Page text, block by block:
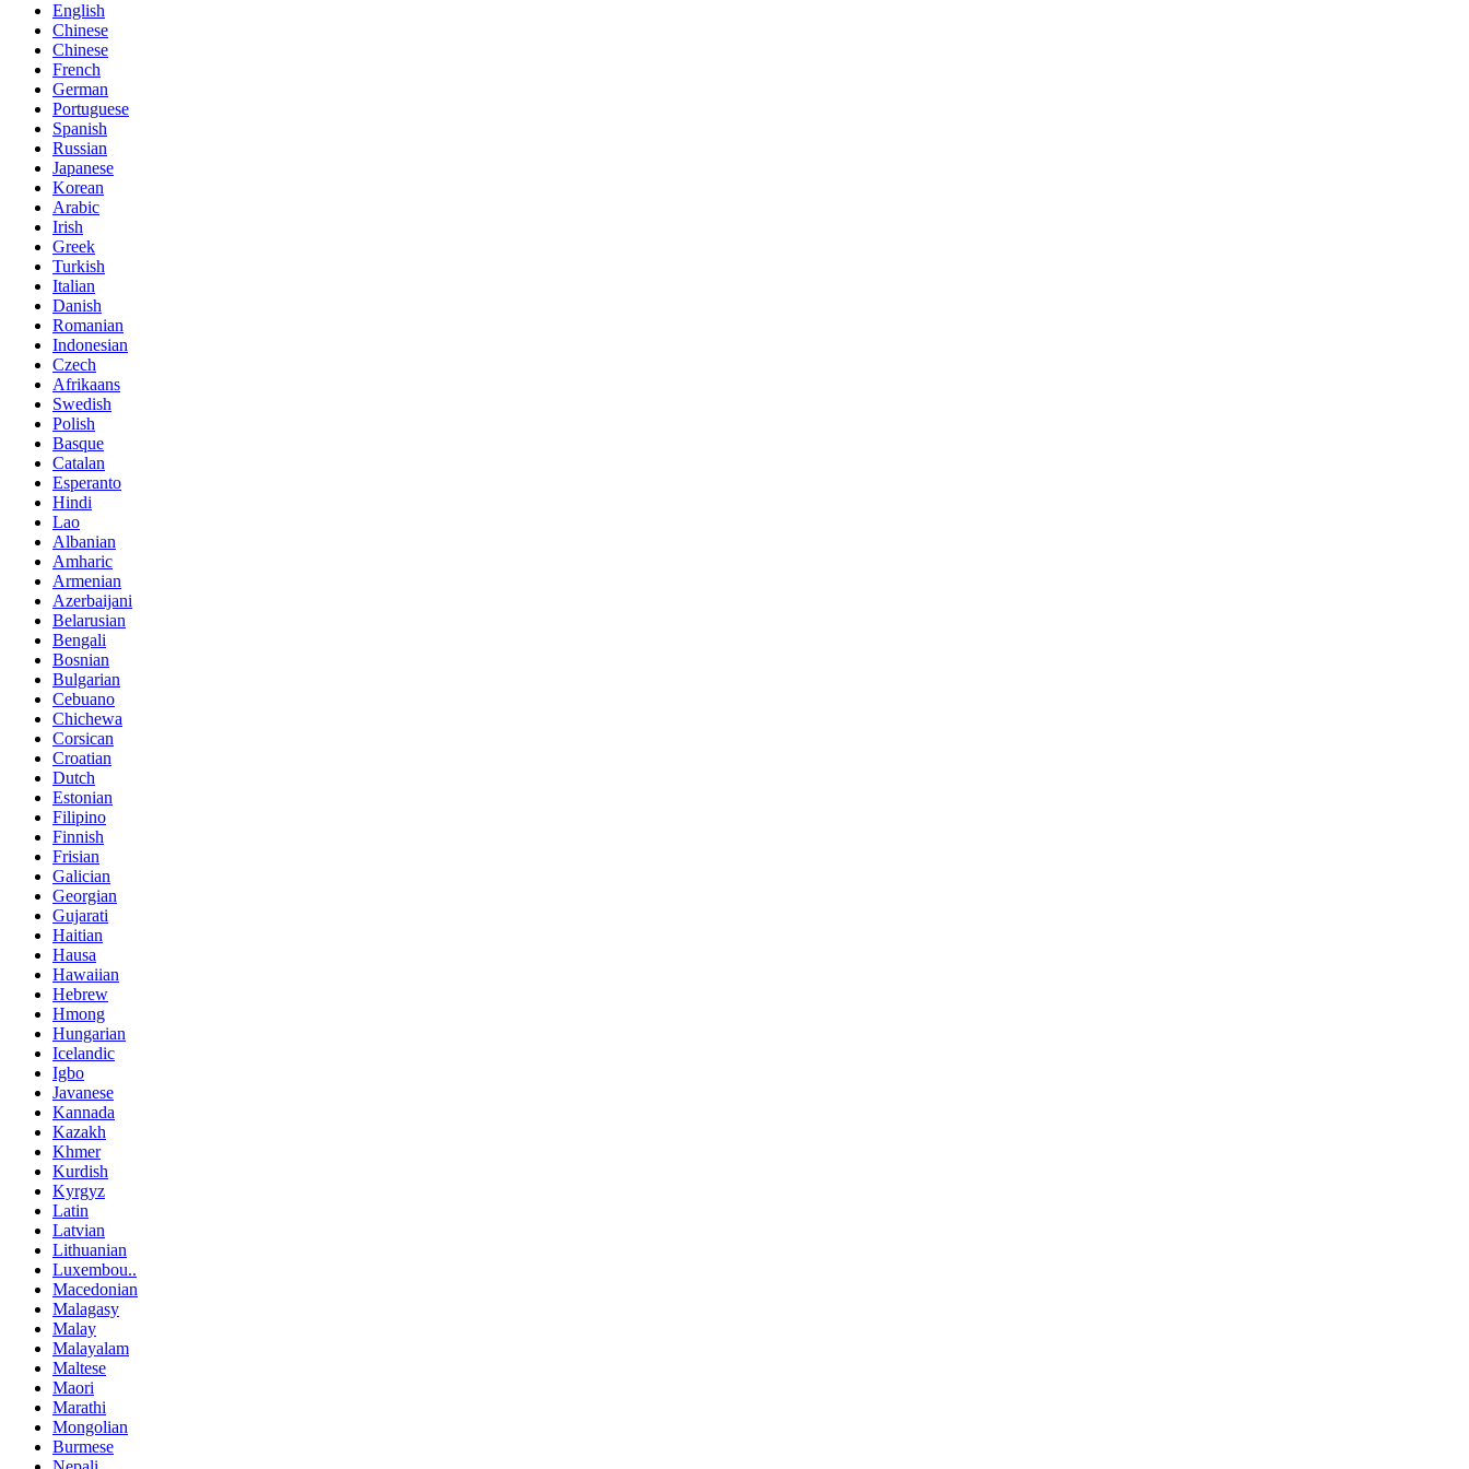
English
Chinese
Chinese
French
German
Portuguese
Spanish
Russian
Japanese
Korean
Arabic
Irish
Greek
Turkish
Italian
Danish
Romanian
Indonesian
Czech
Afrikaans
Swedish
Polish
Basque
Catalan
Esperanto
Hindi
Lao
Albanian
Amharic
Armenian
Azerbaijani
Belarusian
Bengali
Bosnian
Bulgarian
Cebuano
Chichewa
Corsican
Croatian
Dutch
Estonian
Filipino
Finnish
Frisian
Galician
Georgian
Gujarati
Haitian
Hausa
Hawaiian
Hebrew
Hmong
Hungarian
Icelandic
Igbo
Javanese
Kannada
Kazakh
Khmer
Kurdish
Kyrgyz
Latin
Latvian
Lithuanian
Luxembou..
Macedonian
Malagasy
Malay
Malayalam
Maltese
Maori
Marathi
Mongolian
Burmese